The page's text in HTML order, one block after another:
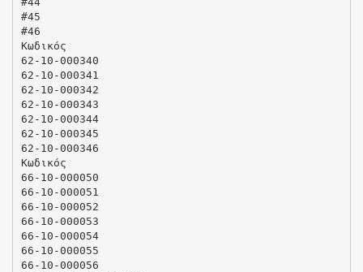
#45
#46
Κωδικός
62-10-000340
62-10-000341
62-10-000342
62-10-000343
62-10-000344
62-10-000345
62-10-000346
Κωδικός
66-10-000050
66-10-000051
66-10-000052
66-10-000053
66-10-000054
66-10-000055
66-10-000056